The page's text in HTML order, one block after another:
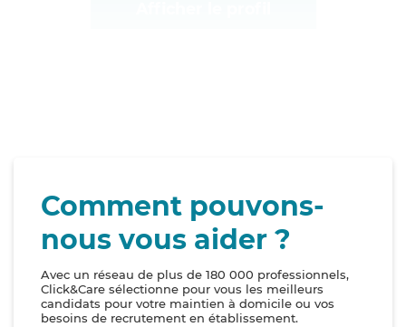
Comment pouvons-
nous vous aider ?
Avec un réseau de plus de 180 000 professionnels,
Click&Care sélectionne pour vous les meilleurs
candidats pour votre maintien à domicile ou vos
besoins de recrutement en établissement.